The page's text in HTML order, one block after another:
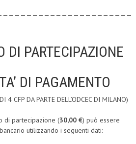
DI PARTECIPAZIONE
DI PAGAMENTO
4 CFP DA PARTE DELL’ODCEC DI MILANO)
di partecipazione (30,00 €) può essere
utilizzando i seguenti dati: